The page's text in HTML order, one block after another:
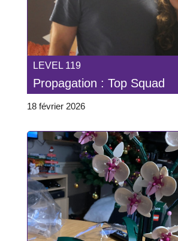
LEVEL 119
Propagation : Top Squad
18 février 2026